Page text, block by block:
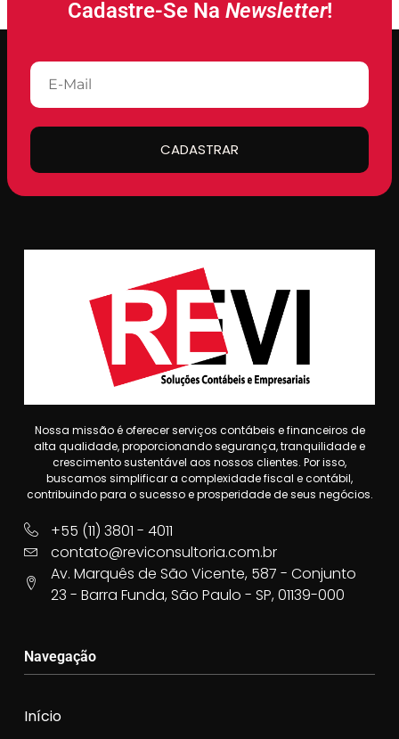
Cadastre-Se Na Newsletter!
CADASTRAR
Nossa missão é oferecer serviços contábeis e financeiros de
alta qualidade, proporcionando segurança, tranquilidade e
crescimento sustentável aos nossos clientes. Por isso,
buscamos simplificar a complexidade fiscal e contábil,
contribuindo para o sucesso e prosperidade de seus negócios.
+55 (11) 3801 - 4011
contato@reviconsultoria.com.br
Av. Marquês de São Vicente, 587 - Conjunto
23 - Barra Funda, São Paulo - SP, 01139-000
Navegação
Início